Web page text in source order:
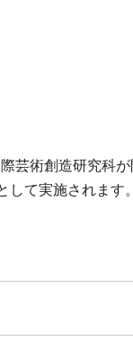
芸術創造研究科が
して実施されます。